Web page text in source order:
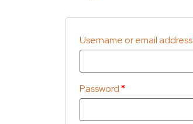
Username or email address
Password*